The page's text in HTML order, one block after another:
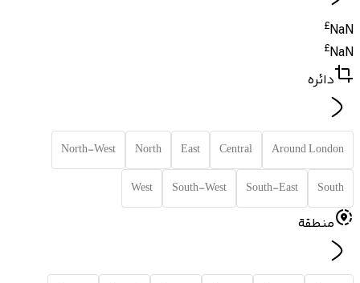
NaN
£
NaN
£
دائره
Around London
Central
East
North
North-West
South
South-East
South-West
West
منطقة